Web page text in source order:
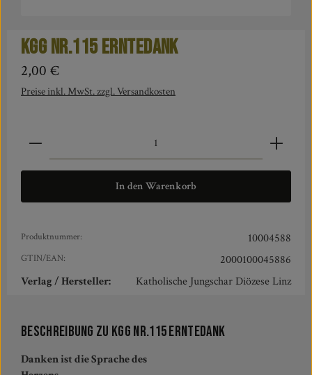
KGG Nr.115 Erntedank
Regulärer Preis:
2,00 €
Preise inkl. MwSt. zzgl. Versandkosten
Produkt Anzahl: Gib den gewünschten Wert ein oder
In den Warenkorb
Produktnummer: 10004588
GTIN/EAN:
2000100045886
Verlag / Hersteller:
Katholische Jungschar Diözese Linz
Beschreibung zu KGG Nr.115 Erntedank
Danken ist die Sprache des